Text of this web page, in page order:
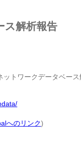
ス解析報告
ットワークデータベー
へのリンク)